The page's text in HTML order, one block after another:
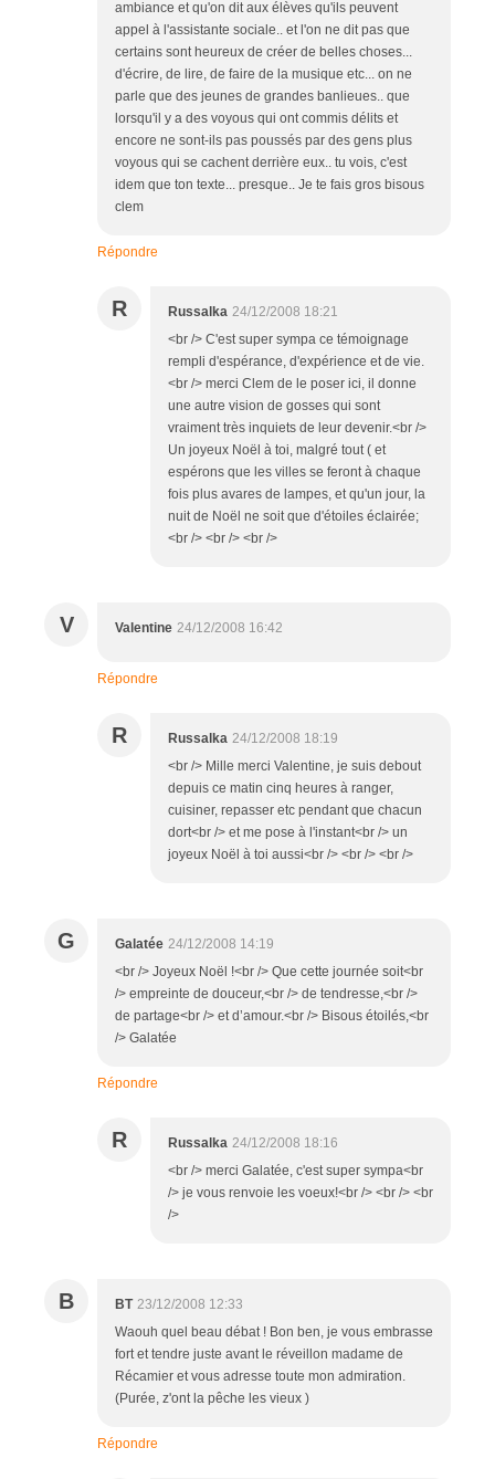
ambiance et qu'on dit aux élèves qu'ils peuvent
appel à l'assistante sociale.. et l'on ne dit pas que
certains sont heureux de créer de belles choses...
d'écrire, de lire, de faire de la musique etc... on ne
parle que des jeunes de grandes banlieues.. que
lorsqu'il y a des voyous qui ont commis délits et
encore ne sont-ils pas poussés par des gens plus
voyous qui se cachent derrière eux.. tu vois, c'est
idem que ton texte... presque.. Je te fais gros bisous
clem
Répondre
R Russalka 24/12/2008 18:21
<br /> C'est super sympa ce témoignage
rempli d'espérance, d'expérience et de vie.
<br /> merci Clem de le poser ici, il donne
une autre vision de gosses qui sont
vraiment très inquiets de leur devenir.<br />
Un joyeux Noël à toi, malgré tout ( et
espérons que les villes se feront à chaque
fois plus avares de lampes, et qu'un jour, la
nuit de Noël ne soit que d'étoiles éclairée;
<br /> <br /> <br />
V Valentine 24/12/2008 16:42
Répondre
R Russalka 24/12/2008 18:19
<br /> Mille merci Valentine, je suis debout
depuis ce matin cinq heures à ranger,
cuisiner, repasser etc pendant que chacun
dort<br /> et me pose à l'instant<br /> un
joyeux Noël à toi aussi<br /> <br /> <br />
G Galatée 24/12/2008 14:19
<br /> Joyeux Noël !<br /> Que cette journée soit<br
/> empreinte de douceur,<br /> de tendresse,<br />
de partage<br /> et d’amour.<br /> Bisous étoilés,<br
/> Galatée
Répondre
R Russalka 24/12/2008 18:16
<br /> merci Galatée, c'est super sympa<br
/> je vous renvoie les voeux!<br /> <br /> <br
/>
B BT 23/12/2008 12:33
Waouh quel beau débat ! Bon ben, je vous embrasse
fort et tendre juste avant le réveillon madame de
Récamier et vous adresse toute mon admiration.
(Purée, z'ont la pêche les vieux )
Répondre